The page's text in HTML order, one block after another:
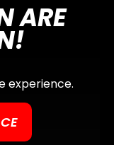
ARE
experience.